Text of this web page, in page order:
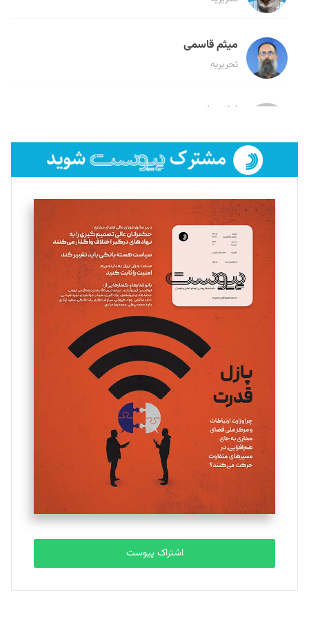
میثم قاسمی
تحریریه
لیلا حنارود
فائزه فتحی رستمی
تحریریه
سروش کرمیان
تحریریه
مینا پاکدل
یسنا امان‌پور
تحریریه
ملینا جعفری
تحریریه
مصطفی مسجدی آرانی
تحریریه
بابک نقاش
تحریریه
اشتراک پیوست